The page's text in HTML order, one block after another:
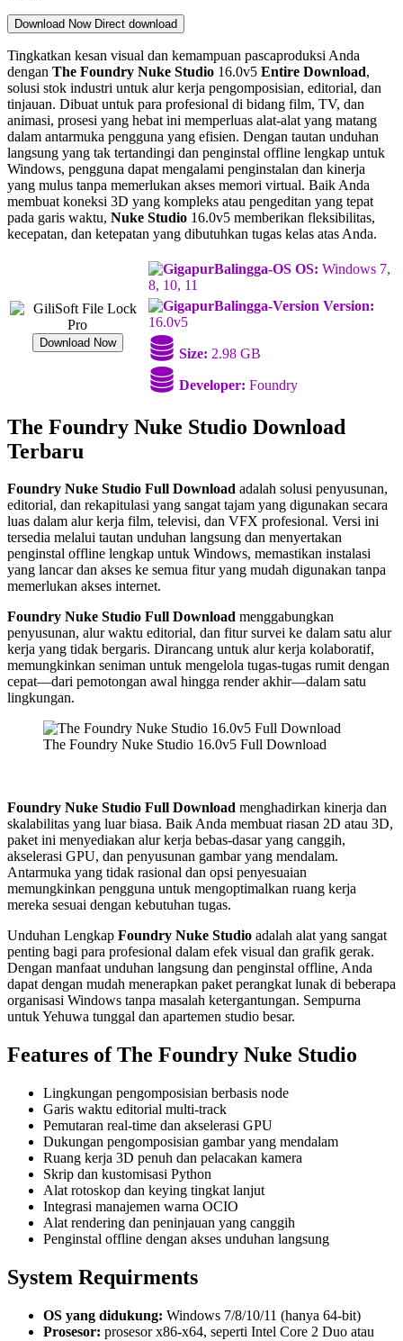
Download Now Direct download
Tingkatkan kesan visual dan kemampuan pascaproduksi Anda
dengan The Foundry Nuke Studio 16.0v5 Entire Download,
solusi stok industri untuk alur kerja pengomposisian, editorial, dan
tinjauan. Dibuat untuk para profesional di bidang film, TV, dan
animasi, prosesi yang hebat ini memperluas alat-alat yang matang
dalam antarmuka pengguna yang efisien. Dengan tautan unduhan
langsung yang tak tertandingi dan penginstal offline lengkap untuk
Windows, pengguna dapat mengalami penginstalan dan kinerja
yang mulus tanpa memerlukan akses memori virtual. Baik Anda
membuat koneksi 3D yang kompleks atau pengeditan yang tepat
pada garis waktu, Nuke Studio 16.0v5 memberikan fleksibilitas,
kecepatan, dan ketepatan yang dibutuhkan tugas kelas atas Anda.
Download Now
OS: Windows 7,
8, 10, 11
Version:
16.0v5
Size: 2.98 GB
Developer: Foundry
The Foundry Nuke Studio Download
Terbaru
Foundry Nuke Studio Full Download adalah solusi penyusunan,
editorial, dan rekapitulasi yang sangat tajam yang digunakan secara
luas dalam alur kerja film, televisi, dan VFX profesional. Versi ini
tersedia melalui tautan unduhan langsung dan menyertakan
penginstal offline lengkap untuk Windows, memastikan instalasi
yang lancar dan akses ke semua fitur yang mudah digunakan tanpa
memerlukan akses internet.
Foundry Nuke Studio Full Download menggabungkan
penyusunan, alur waktu editorial, dan fitur survei ke dalam satu alur
kerja yang tidak bergaris. Dirancang untuk alur kerja kolaboratif,
memungkinkan seniman untuk mengelola tugas-tugas rumit dengan
cepat—dari pemotongan awal hingga render akhir—dalam satu
lingkungan.
The Foundry Nuke Studio 16.0v5 Full Download
Foundry Nuke Studio Full Download menghadirkan kinerja dan
skalabilitas yang luar biasa. Baik Anda membuat riasan 2D atau 3D,
paket ini menyediakan alur kerja bebas-dasar yang canggih,
akselerasi GPU, dan penyusunan gambar yang mendalam.
Antarmuka yang tidak rasional dan opsi penyesuaian
memungkinkan pengguna untuk mengoptimalkan ruang kerja
mereka sesuai dengan kebutuhan tugas.
Unduhan Lengkap Foundry Nuke Studio adalah alat yang sangat
penting bagi para profesional dalam efek visual dan grafik gerak.
Dengan manfaat unduhan langsung dan penginstal offline, Anda
dapat dengan mudah menerapkan paket perangkat lunak di beberapa
organisasi Windows tanpa masalah ketergantungan. Sempurna
untuk Yehuwa tunggal dan apartemen studio besar.
Features of The Foundry Nuke Studio
Lingkungan pengomposisian berbasis node
Garis waktu editorial multi-track
Pemutaran real-time dan akselerasi GPU
Dukungan pengomposisian gambar yang mendalam
Ruang kerja 3D penuh dan pelacakan kamera
Skrip dan kustomisasi Python
Alat rotoskop dan keying tingkat lanjut
Integrasi manajemen warna OCIO
Alat rendering dan peninjauan yang canggih
Penginstal offline dengan akses unduhan langsung
System Requirments
OS yang didukung: Windows 7/8/10/11 (hanya 64-bit)
Prosesor: prosesor x86-x64, seperti Intel Core 2 Duo atau